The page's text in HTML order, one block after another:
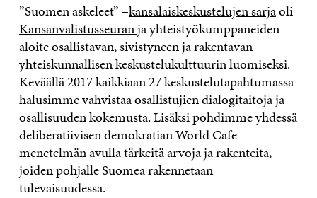
”Suomen askeleet” –kansalaiskeskustelujen sarjaoli
Kansanvalistusseuranja yhteistyökumppaneiden
aloite osallistavan, sivistyneen ja rakentavan
yhteiskunnallisen keskustelukulttuurin luomiseksi.
Keväällä 2017 kaikkiaan 27 keskustelutapahtumassa
halusimme vahvistaa osallistujien dialogitaitoja ja
osallisuuden kokemusta. Lisäksi pohdimme yhdessä
deliberatiivisen demokratian World Cafe -
menetelmän avulla tärkeitä arvoja ja rakenteita,
joiden pohjalle Suomea rakennetaan
tulevaisuudessa.